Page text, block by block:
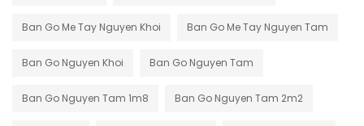
Ban Go Me Tay Nguyen Khoi Ban Go Me Tay Nguyen Tam
Ban Go Nguyen Khoi Ban Go Nguyen Tam
Ban Go Nguyen Tam 1m8 Ban Go Nguyen Tam 2m2